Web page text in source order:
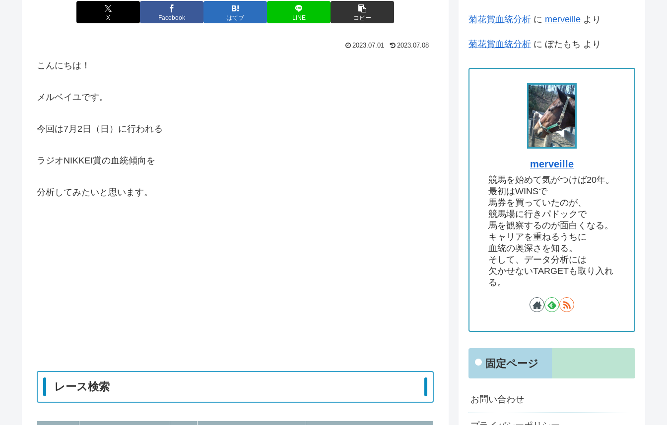
X Facebook はてブ LINE コピー
2023.07.01 2023.07.08
こんにちは！
メルベイユです。
今回は7月2日（日）に行われる
ラジオNIKKEI賞の血統傾向を
分析してみたいと思います。
レース検索
菊花賞血統分析 に merveille より
菊花賞血統分析 に ぼたもち より
merveille
競馬を始めて気がつけば20年。
最初はWINSで
馬券を買っていたのが、
競馬場に行きパドックで
馬を観察するのが面白くなる。
キャリアを重ねるうちに
血統の奥深さを知る。
そして、データ分析には
欠かせないTARGETも取り入れ
る。
固定ページ
お問い合わせ